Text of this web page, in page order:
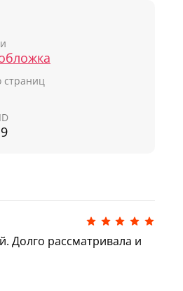
что и на картинке.
с игрой: малыш
разнообразные
страниц
Долго рассматривала и